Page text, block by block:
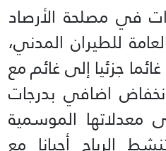
في مصلحة الأرصاد
للطيران المدني،
جزئيا إلى غائم مع
اضافي بدرجات
معدلاتها الموسمية
الرياح أحيانا مع